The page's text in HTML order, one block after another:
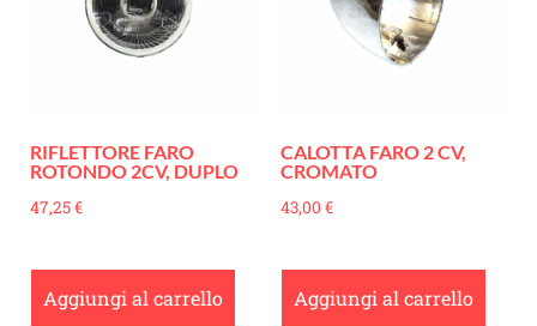
RIFLETTORE FARO
ROTONDO 2CV, DUPLO
47,25€
Aggiungi al carrello
CALOTTA FARO 2 CV,
CROMATO
43,00 €
Aggiungi al carrello